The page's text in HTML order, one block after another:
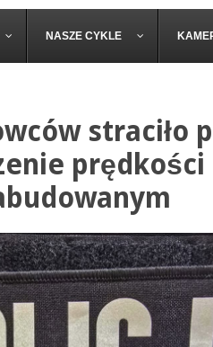
NASZE CYKLE
straciło
prędkości